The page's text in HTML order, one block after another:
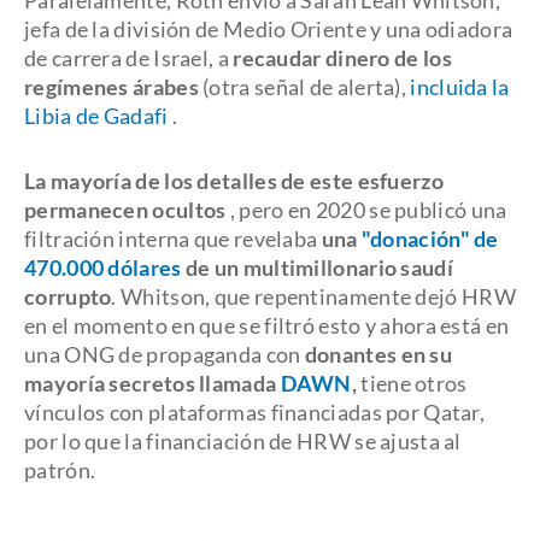
jefa de la división de Medio Oriente y una odiadora
de carrera de Israel, a recaudar dinero de los
regímenes árabes(otra señal de alerta), incluida la
Libia de Gadafi .
La mayoría de los detalles de este esfuerzo
permanecen ocultos , pero en 2020 se publicó una
filtración interna que revelaba una "donación" de
470.000 dólaresde un multimillonario saudí
corrupto. Whitson, que repentinamente dejó HRW
en el momento en que se filtró esto y ahora está en
una ONG de propaganda con donantes en su
mayoría secretos llamada DAWN,tiene otros
vínculos con plataformas financiadas por Qatar,
por lo que la financiación de HRW se ajusta al
patrón.